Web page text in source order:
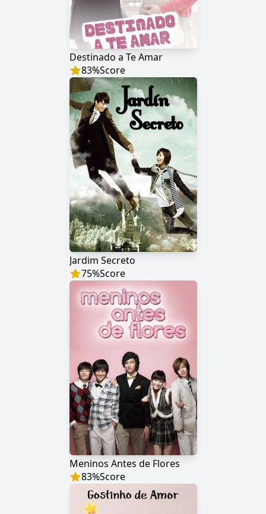
Destinado a Te Amar
83%Score
Jardim Secreto
75%Score
Meninos Antes de Flores
83%Score